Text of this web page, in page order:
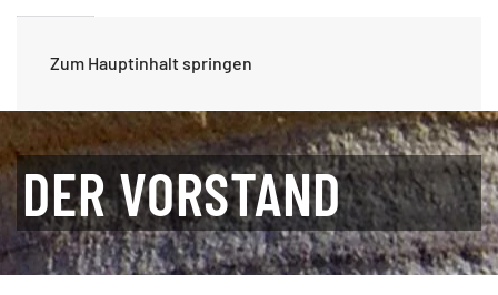
Zum Hauptinhalt springen
DER VORSTAND